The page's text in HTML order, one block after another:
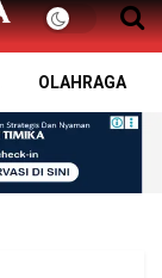
OLAHRAGA